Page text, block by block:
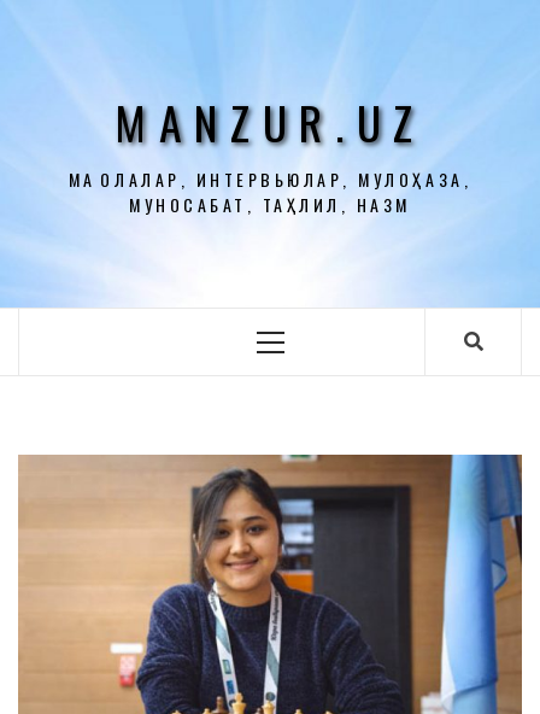
MANZUR.UZ
МАҚОЛАЛАР, ИНТЕРВЬЮЛАР, МУЛОҲАЗА,
МУНОСАБАТ, ТАҲЛИЛ, НАЗМ
меню